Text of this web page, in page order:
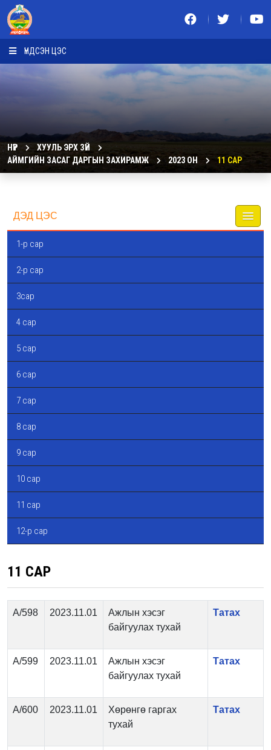
ҮНДСЭН ЦЭС
НҮҮР
ХУУЛЬ ЭРХ ЗҮЙ
АЙМГИЙН ЗАСАГ ДАРГЫН ЗАХИРАМЖ
2023 ОН 11 САР
ДЭД ЦЭС
1-р сар
2-р сар
3сар
4 сар
5 сар
6 сар
7 сар
8 сар
9 сар
10 сар
11 сар
12-р сар
11 САР
А/598 2023.11.01
Ажлын хэсэг
байгуулах тухай
Татах
А/599 2023.11.01
Ажлын хэсэг
байгуулах тухай
Татах
А/600 2023.11.01
Хөрөнгө гаргах
тухай
Татах